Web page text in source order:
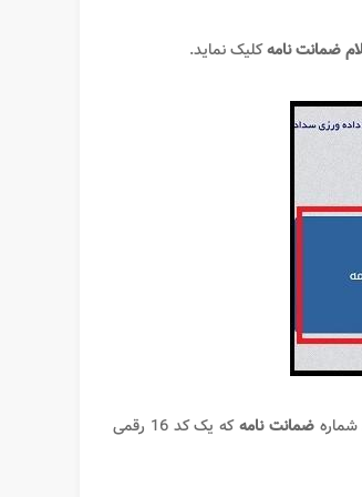
ضمانت نامهکلیک نماید.
شمارهضمانت نامه
که یک کد 16 رقمی